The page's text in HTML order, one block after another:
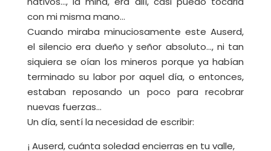
con mi misma mano…
Cuando miraba minuciosamente este Auserd,
el silencio era dueño y señor absoluto…, ni tan
siquiera se oían los mineros porque ya habían
terminado su labor por aquel día, o entonces,
estaban reposando un poco para recobrar
nuevas fuerzas…
Un día, sentí la necesidad de escribir:
¡ Auserd, cuánta soledad encierras en tu valle,